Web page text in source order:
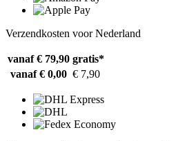
Verzendkosten voor Nederland
vanaf € 79,90 gratis*
vanaf € 0,00 € 7,90